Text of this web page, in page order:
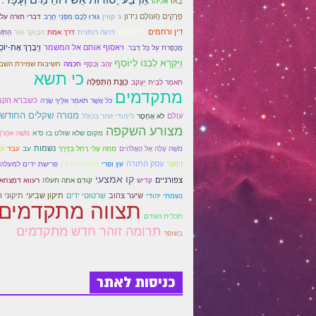
פְּרָקִים הָעוֹלָם נידון ג' קווין גּוּרוּ לָכֶם מִפְּנֵי חֶרֶב דברי תורה
דין ורחמים דרגה רוחנית דרך אמת הבוקר אור
מֶכָפֶּרת עַל כָּל דָּבָר. ויאסוף אותם אל המשמר וַיְבָרֶךְ אֶת-
וַיִּקְרָא לִבְנוֹ לְיוֹסֵף זָהָב וָכֶסֶף חכמה חשיבות שמירת
תֹאמַר לְבֵית יַעֲקֹב כַּוָּנַת הַתְּפִלָּה כי תשא
מתקדמים כֹּל אֲשֶׁר תֹּאמַר אֵלֶיךָ שָׂרָה כשברא
עולם לֹא אֶחְסָר לימודי זוהר בכולל מנורה שקלים החודש
מצורע השקפה מקום שלא שולט בו ס"א מֹשֶׁה
מֹשֶׁה עָלָה אֶל הָאֱלֹהִים מֵתָה עָלַי רָחֵל בַּדֶּרֶךְ נשמות עב עבד
ויושר עסק התורה עץ ופרי פקיחו דעינין פרישת ידים למעלה
צפורניים קדיש קו אמצעי קודם אתה תעלה רעווא דמצחא
נשמתי יהודי שיער צהוב שרטוטי ידים תיקון שביעי
תכלית האדם תצווה מתקדמים
בשופר תרומה זוהר חדש מתקדמים
כניסות לאתר